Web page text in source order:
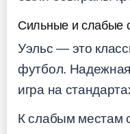
Сильные и слабые
Уэльс — это
футбол.
игра на
К слабым местам